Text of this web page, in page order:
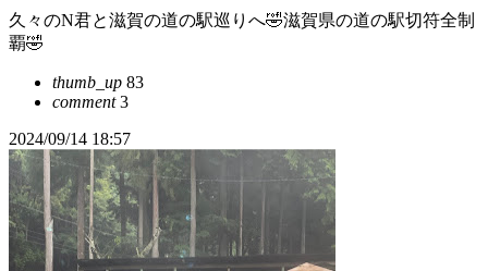
久々のN君と滋賀の道の駅巡りへ🤣滋賀県の道の駅切符全制
覇🤣
thumb_up 83
comment3
2024/09/14 18:57